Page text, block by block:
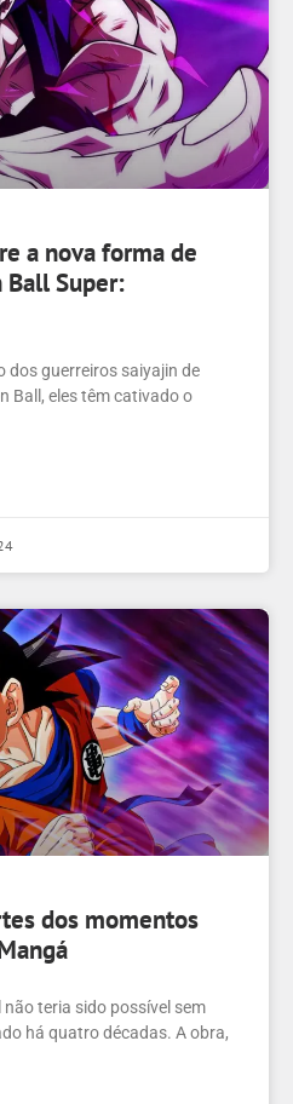
a nova forma de
Ball Super:
dos guerreiros saiyajin de
Ball, eles têm cativado o
dos momentos
teria sido possível sem
há quatro décadas. A obra,